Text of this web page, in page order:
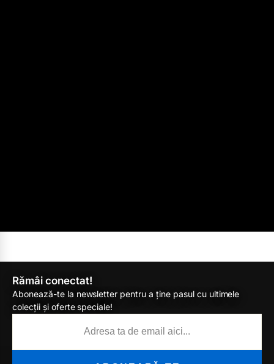
Rămâi conectat!
Abonează-te la newsletter pentru a ține pasul cu ultimele
colecții și oferte speciale!